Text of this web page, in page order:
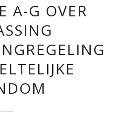
A-G OVER